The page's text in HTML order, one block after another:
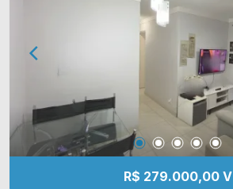
R$ 279.000,00 V